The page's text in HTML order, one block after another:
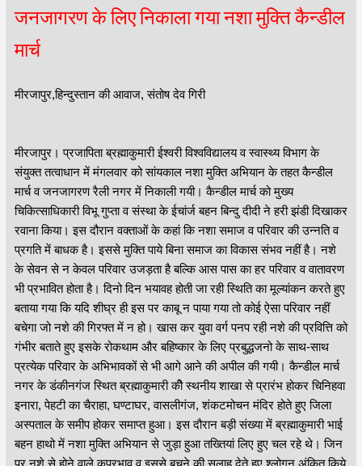
जनजागरण के लिए निकाला गया नशा मुक्ति कैन्डील
मार्च
मीरजापुर,हिन्दुस्तान की आवाज, संतोष देव गिरी
मीरजापुर। प्रजापिता ब्रह्माकुमारी ईश्वरी विश्वविद्यालय व स्वास्थ्य विभाग के
संयुक्त तत्वाधान में मंगलवार को सांयकाल नशा मुक्ति अभियान के तहत कैन्डील
मार्च व जनजागरण रैली नगर में निकाली गयी। कैन्डील मार्च को मुख्य
चिकित्साधिकारी विभू गुप्ता व संस्था के ईचांर्ज बहन बिन्दु दीदी ने हरी झंडी दिखाकर
रवाना किया। इस दौरान वक्ताओं के कहां कि नशा समाज व परिवार की उन्नति व
प्रगति में बाधक है। इससे मुक्ति पाये बिना समाज का विकास संभव नहीं है। नशे
के सेवन से न केवल परिवार उजड़ता है बल्कि आस पास का हर परिवार व वातावरण
भी प्रभावित होता है। दिनो दिन भयावह होती जा रही स्थिति का मूल्यांकन करते हुए
बताया गया कि यदि शीघ्र ही इस पर काबू न पाया गया तो कोई ऐसा परिवार नहीं
बचेगा जो नशे की गिरफ्त में न हो। खास कर युवा वर्ग पनप रही नशे की प्रवित्ति को
गंभीर बताते हुए इसके रोकथाम और बहिष्कार के लिए प्रबुद्धजनो के साथ-साथ
प्रत्येक परिवार के अभिभावकों से भी आगे आने की अपील की गयी। कैन्डील मार्च
नगर के डंकीनगंज स्थित ब्रह्माकुमारी कीे स्थनीय शाखा से प्रारंभ होकर चिनिहवा
इनारा, पेहटी का चैराहा, घण्टाघर, वासलीगंज, शंकटमोचन मंदिर होते हुए जिला
अस्पताल के समीप होकर समाप्त हुआ। इस दौरान बड़ी संख्या में ब्रह्माकुमारी भाई
बहन हाथो में नशा मुक्ति अभियान से जुड़ा हुआ तख्तियां लिए हुए चल रहे थे। जिन